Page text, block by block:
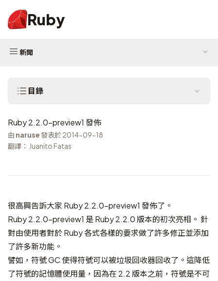
Ruby
新聞
目錄
Ruby 2.2.0-preview1 發佈
由 naruse發表於 2014-09-18
翻譯： Juanito Fatas
很高興告訴大家 Ruby 2.2.0-preview1 發佈了。
Ruby 2.2.0-preview1 是 Ruby 2.2.0 版本的初次亮相。 針
對由使用者對於 Ruby 各式各樣的要求做了許多修正並添加
了許多新功能。
譬如，符號 GC 使得符號可以被垃圾回收器回收了。這降低
了符號的記憶體使用量，因為在 2.2 版本之前，符號是不可